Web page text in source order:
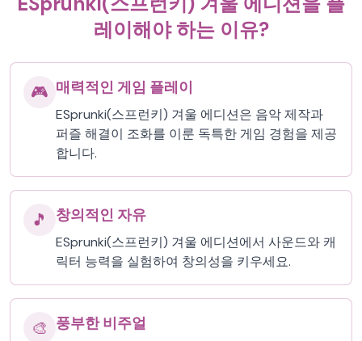
레이해야 하는 이유?
🎮 매력적인 게임 플레이
ESprunki(스프런키) 겨울 에디션은 음악 제작과
퍼즐 해결이 조화를 이룬 독특한 게임 경험을 제공
합니다.
🎵 창의적인 자유
ESprunki(스프런키) 겨울 에디션에서 사운드와 캐
릭터 능력을 실험하여 창의성을 키우세요.
🎨 풍부한 비주얼